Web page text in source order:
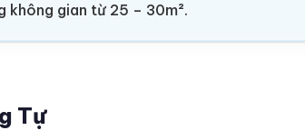
không gian từ 25 – 30m².
Tự